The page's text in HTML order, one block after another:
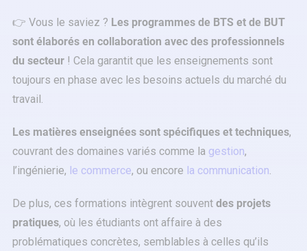
👉 Vous le saviez ? Les programmes de BTS et de BUT
sont élaborés en collaboration avec des professionnels
du secteur ! Cela garantit que les enseignements sont
toujours en phase avec les besoins actuels du marché du
travail.
Les matières enseignées sont spécifiques et techniques,
couvrant des domaines variés comme la gestion,
l’ingénierie, le commerce, ou encore la communication.
De plus, ces formations intègrent souvent des projets
pratiques, où les étudiants ont affaire à des
problématiques concrètes, semblables à celles qu’ils